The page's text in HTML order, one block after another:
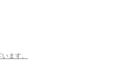
ます。